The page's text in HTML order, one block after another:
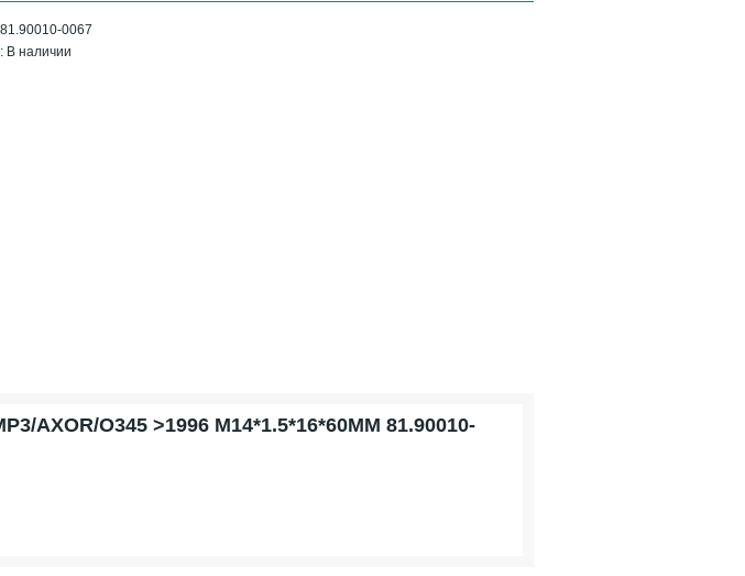
81.90010-0067
В наличии
O345 >1996 M14*1.5*16*60MM 81.90010-